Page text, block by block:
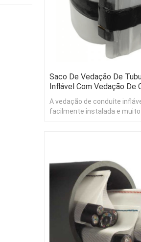
Saco De Vedação De
Inflável Com Vedação De
A vedação de conduíte
facilmente instalada e